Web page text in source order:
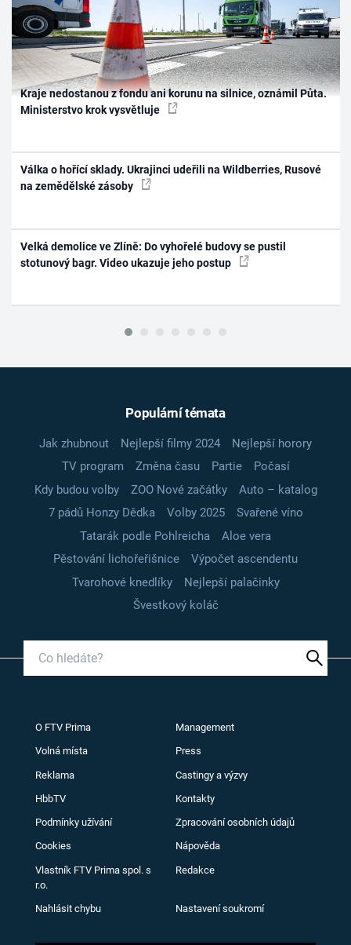
Kraje nedostanou z fondu ani korunu na silnice, oznámil Půta.
Ministerstvo krok vysvětluje
Válka o hořící sklady. Ukrajinci udeřili na Wildberries, Rusové
na zemědělské zásoby
Velká demolice ve Zlíně: Do vyhořelé budovy se pustil
stotunový bagr. Video ukazuje jeho postup
Populární témata
Jak zhubnout Nejlepší filmy 2024
Nejlepší horory
TV program
Změna času Partie
Počasí
Kdy budou volby
ZOO Nové začátky
Auto – katalog
7 pádů Honzy Dědka
Volby 2025
Svařené víno
Tatarák podle Pohlreicha
Aloe vera
Pěstování lichořeřišnice
Výpočet ascendentu
Tvarohové knedlíky
Nejlepší palačinky
Švestkový koláč
O FTV Prima Management
Volná místa Press
Reklama Castingy a výzvy
HbbTV Kontakty
Podmínky užívání Zpracování osobních údajů
Cookies Nápověda
Vlastník FTV Prima spol. s
r.o.
Redakce
Nahlásit chybu Nastavení soukromí